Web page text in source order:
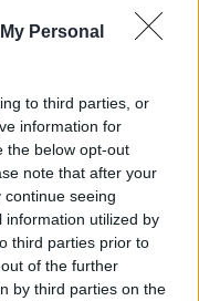
Personal
to third parties, or
information for
the below opt-out
note that after your
seeing
information utilized by
third parties prior to
of the further
by third parties on the
il Campo Base:
grande